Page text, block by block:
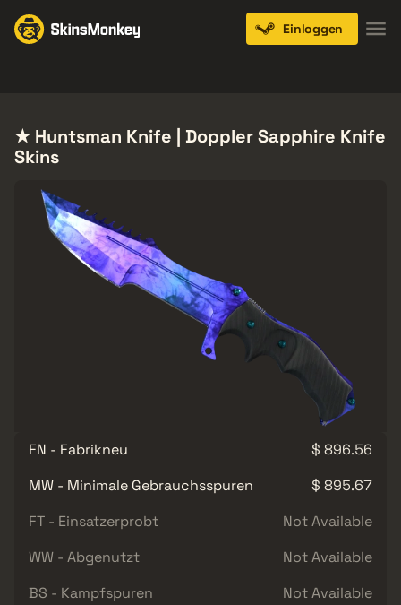
Einloggen
★ Huntsman Knife | Doppler Sapphire Knife
Skins
FN - Fabrikneu
$ 896.56
MW - Minimale Gebrauchsspuren
$ 895.67
FT - Einsatzerprobt
Not Available
WW - Abgenutzt
Not Available
BS - Kampfspuren
Not Available